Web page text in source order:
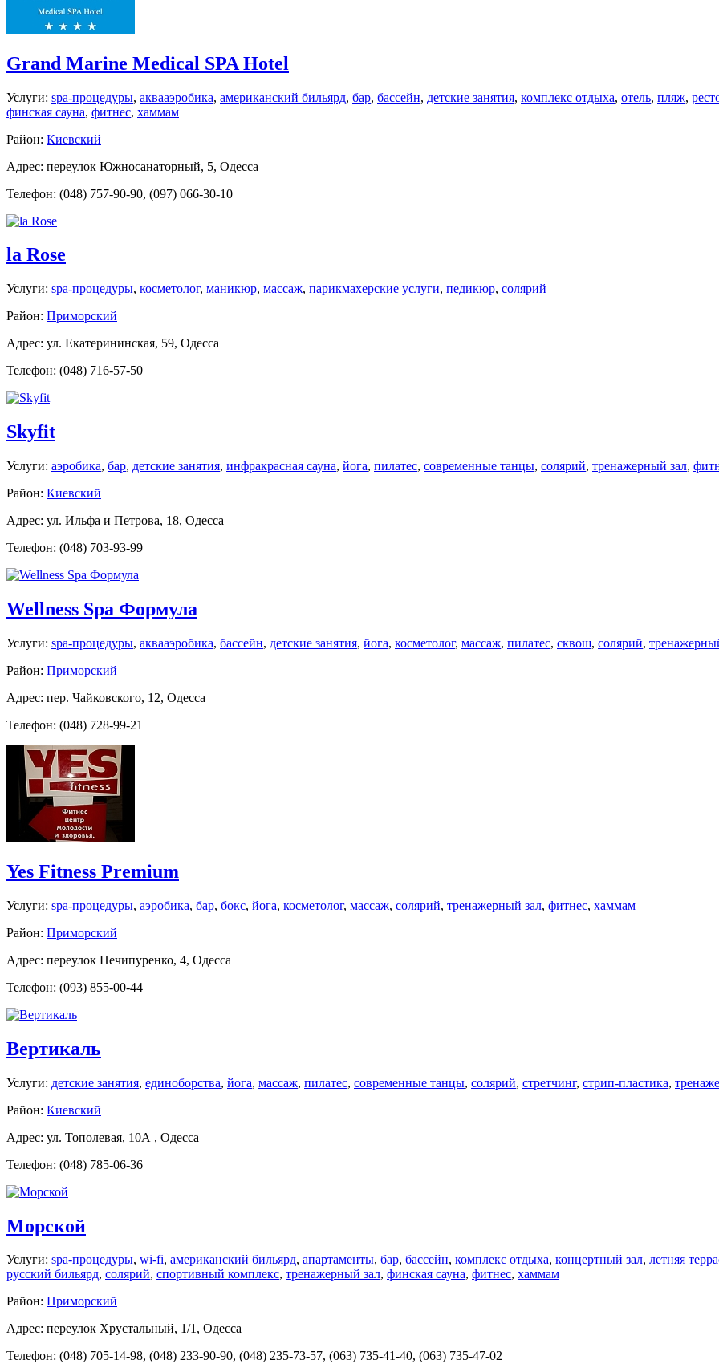
Grand Marine Medical SPA Hotel
Услуги: spa-процедуры, аквааэробика, американский бильярд, бар, бассейн, детские занятия, комплекс отдыха, отель, пляж,
финская сауна, фитнес, хаммам
Район: Киевский
Адрес: переулок Южносанаторный, 5, Одесса
Телефон: (048) 757-90-90, (097) 066-30-10
la Rose
Услуги: spa-процедуры, косметолог, маникюр, массаж, парикмахерские услуги, педикюр, солярий
Район: Приморский
Адрес: ул. Екатерининская, 59, Одесса
Телефон: (048) 716-57-50
Skyfit
Услуги: аэробика, бар, детские занятия, инфракрасная сауна, йога, пилатес, современные танцы, солярий, тренажерный зал,
Район: Киевский
Адрес: ул. Ильфа и Петрова, 18, Одесса
Телефон: (048) 703-93-99
Wellness Spa Формула
Услуги: spa-процедуры, аквааэробика, бассейн, детские занятия, йога, косметолог, массаж, пилатес, сквош, солярий,
Район: Приморский
Адрес: пер. Чайковского, 12, Одесса
Телефон: (048) 728-99-21
Yes Fitness Premium
Услуги: spa-процедуры, аэробика, бар, бокс, йога, косметолог, массаж, солярий, тренажерный зал, фитнес, хаммам
Район: Приморский
Адрес: переулок Нечипуренко, 4, Одесса
Телефон: (093) 855-00-44
Вертикаль
Услуги: детские занятия, единоборства, йога, массаж, пилатес, современные танцы, солярий, стретчинг, стрип-пластика,
Район: Киевский
Адрес: ул. Тополевая, 10А , Одесса
Телефон: (048) 785-06-36
Морской
Услуги: spa-процедуры, wi-fi, американский бильярд, апартаменты, бар, бассейн, комплекс отдыха, концертный зал, летняя
русский бильярд, солярий, спортивный комплекс, тренажерный зал, финская сауна, фитнес, хаммам
Район: Приморский
Адрес: переулок Хрустальный, 1/1, Одесса
Телефон: (048) 705-14-98, (048) 233-90-90, (048) 235-73-57, (063) 735-41-40, (063) 735-47-02